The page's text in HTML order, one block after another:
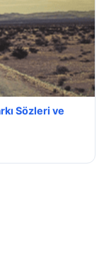
Sözleri ve